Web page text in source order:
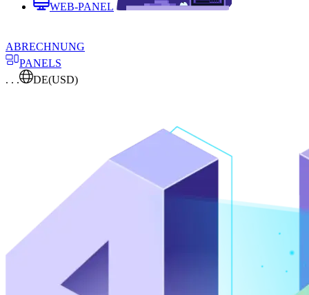
WEB-PANEL
ABRECHNUNG
PANELS
. . .
DE(USD)